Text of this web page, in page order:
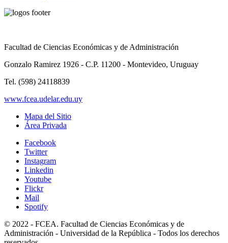
Facultad de Ciencias Económicas y de Administración
Gonzalo Ramirez 1926 - C.P. 11200 - Montevideo, Uruguay
Tel. (598) 24118839
www.fcea.udelar.edu.uy
Mapa del Sitio
Área Privada
Facebook
Twitter
Instagram
Linkedin
Youtube
Flickr
Mail
Spotify
© 2022 - FCEA. Facultad de Ciencias Económicas y de
Administración - Universidad de la República - Todos los derechos